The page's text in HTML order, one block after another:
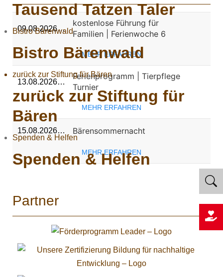
Tausend Tatzen Taler
Bistro Bärenwald
Bistro Bärenwald
zurück zur Stiftung für Bären
zurück zur Stiftung für
Bären
Spenden & Helfen
Spenden & Helfen
09.08.2026…
kostenlose Führung für
Familien | Ferienwoche 6
MEHR ERFAHREN
13.08.2026…
Ferienprogramm | Tierpflege
Turnier
MEHR ERFAHREN
15.08.2026… Bärensommernacht
MEHR ERFAHREN
Partner